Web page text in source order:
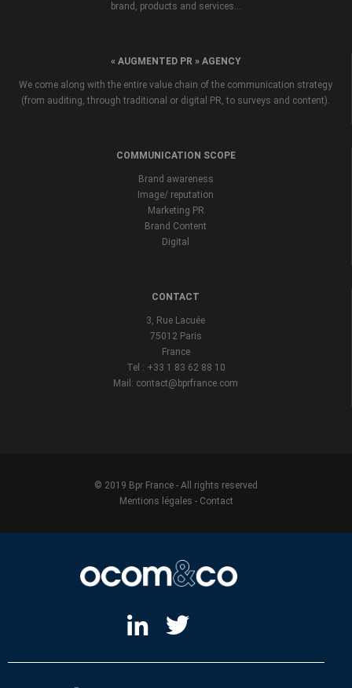
brand, products and services...
« AUGMENTED PR » AGENCY
We come along with the entire value chain of the communication strategy
(from auditing, through traditional or digital PR, to surveys and content).
COMMUNICATION SCOPE
Brand awareness
Image/ reputation
Marketing PR
Brand Content
Digital
CONTACT
3, Rue Lacuée
75012 Paris
France
Tel : +33 1 83 62 88 10
Mail: contact@bprfrance.com
© 2019 Bpr France - All rights reserved
Mentions légales - Contact